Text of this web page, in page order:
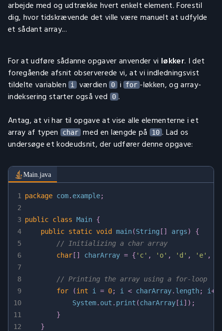
arbejde med og udtrække hvert enkelt element. Forestil
dig, hvor tidskrævende det ville være manuelt at udfylde
et sådant array...
For at udføre sådanne opgaver anvender vi løkker. I det
foregående afsnit observerede vi, at vi indledningsvist
tildelte variablen i værdien 0 i for -løkken, og array-
indeksering starter også ved
0 .
Antag, at vi har til opgave at vise alle elementerne i et
array af typen char med en længde på 10 . Lad os
undersøge et kodeudsnit, der udfører denne opgave:
Main.java
1
2
3
4
5
6
7
8
9
10
11
12
package com. example;
public class Main {
public static void main(String [ ] args)
{
// Initializing a char array
char [ ] charArray = { 'c' , 'o' , 'd' , 'e' ,
// Printing the array using a for-loop
for
(int i = 0; i < charArray. length; i++
System. out . print (charArray [i ] ) ;
}
}